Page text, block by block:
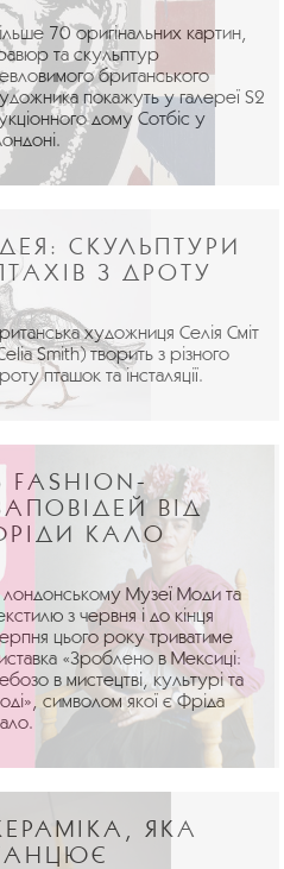
70 оригінальних картин,
та скульптур
британського
покажуть у галереї S2
дому Сотбіс у
СКУЛЬПТУРИ
З ДРОТУ
художниця Селія Сміт
Smith) творить з різного
пташок та інсталяції.
FASHION-
ВІД
КАЛО
лондонському Музеї Моди та
з червня і до кінця
цього року триватиме
«Зроблено в Мексиці:
в мистецтві, культурі та
символом якої є Фріда
ЯКА